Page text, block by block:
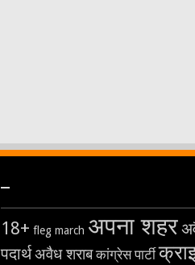
–
18+ fleg march अपना शहर
पदार्थअवैध शराब कांग्रेस पार्टी